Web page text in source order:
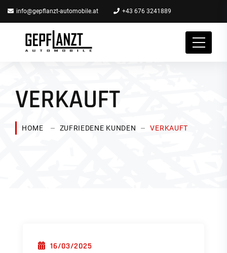
info@gepflanzt-automobile.at +43 676 3241889
VERKAUFT
HOME ZUFRIEDENE KUNDEN VERKAUFT
POSTED ON
16/03/2025